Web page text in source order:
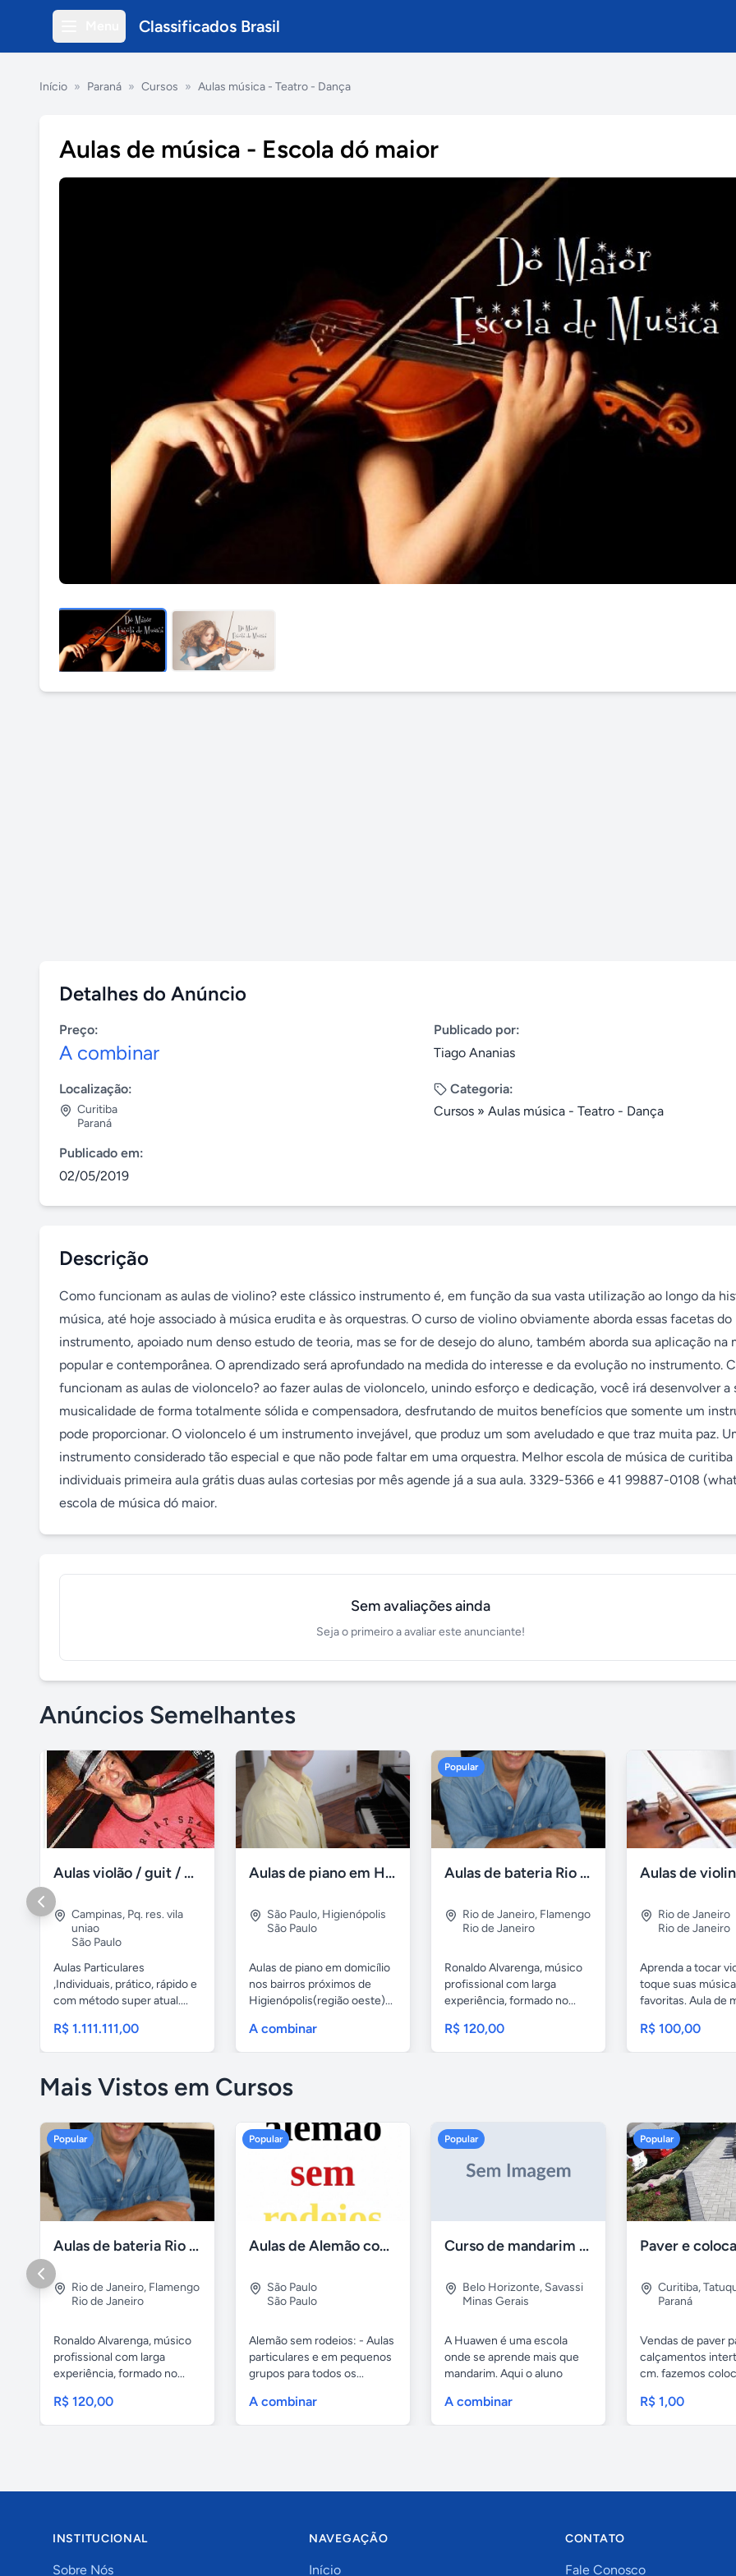
Classificados Brasil
Início » Paraná » Cursos » Aulas música - Teatro - Dança
Aulas de música - Escola dó maior
Detalhes do Anúncio
Preço:
A combinar
Publicado por:
Tiago Ananias
Localização:
Curitiba
Paraná
Categoria:
Cursos » Aulas música - Teatro - Dança
Publicado em:
02/05/2019
Descrição
Como funcionam as aulas de violino? este clássico instrumento é, em função da sua vasta utilização ao longo da
música, até hoje associado à música erudita e às orquestras. O curso de violino obviamente aborda essas facetas do
instrumento, apoiado num denso estudo de teoria, mas se for de desejo do aluno, também aborda sua aplicação na
popular e contemporânea. O aprendizado será aprofundado na medida do interesse e da evolução no instrumento.
funcionam as aulas de violoncelo? ao fazer aulas de violoncelo, unindo esforço e dedicação, você irá desenvolver a
musicalidade de forma totalmente sólida e compensadora, desfrutando de muitos benefícios que somente um
pode proporcionar. O violoncelo é um instrumento invejável, que produz um som aveludado e que traz muita paz.
instrumento considerado tão especial e que não pode faltar em uma orquestra. Melhor escola de música de curitiba
individuais primeira aula grátis duas aulas cortesias por mês agende já a sua aula. 3329-5366 e 41 99887-0108
escola de música dó maior.
Sem avaliações ainda
Seja o primeiro a avaliar este anunciante!
Anúncios Semelhantes
Aulas violão / guit / particular
Campinas, Pq. res. vila
uniao
São Paulo
Aulas Particulares
,Individuais, prático, rápido e
com método super atual....
R$ 1.111.111,00
Aulas de piano em Higienópolis
São Paulo, Higienópolis
São Paulo
Aulas de piano em domicílio
nos bairros próximos de
Higienópolis(região oeste)...
A combinar
Popular
Aulas de bateria Rio de Janeiro
Rio de Janeiro, Flamengo
Rio de Janeiro
Ronaldo Alvarenga, músico
profissional com larga
experiência, formado no...
R$ 120,00
Rio de Janeiro
Rio de Janeiro
Aprenda a tocar
toque suas
favoritas. Aula de
R$ 100,00
Mais Vistos em Cursos
Popular
Aulas de bateria Rio de Janeiro
Rio de Janeiro, Flamengo
Rio de Janeiro
Ronaldo Alvarenga, músico
profissional com larga
experiência, formado no...
R$ 120,00
Popular
Aulas de Alemão com Professor Nativo
São Paulo
São Paulo
Alemão sem rodeios: - Aulas
particulares e em pequenos
grupos para todos os...
A combinar
Popular
Curso de mandarim em belo horizonte
Belo Horizonte, Savassi
Minas Gerais
A Huawen é uma escola
onde se aprende mais que
mandarim. Aqui o aluno
A combinar
Popular
Curitiba,
Paraná
Vendas de paver
calçamentos
cm. fazemos
R$ 1,00
INSTITUCIONAL
Sobre Nós
NAVEGAÇÃO
Início
CONTATO
Fale Conosco